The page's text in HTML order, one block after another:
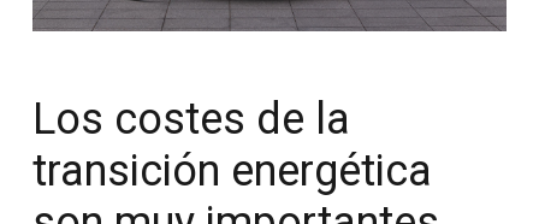
Los costes de la
transición energética